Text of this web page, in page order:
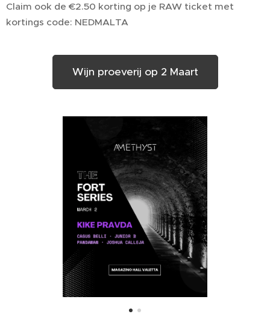
Claim ook de €2.50 korting op je RAW ticket met
kortings code: NEDMALTA
Wijn proeverij op 2 Maart